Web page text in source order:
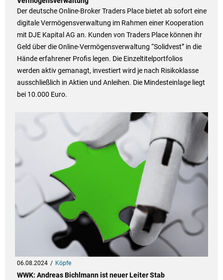
Der deutsche Online-Broker Traders Place bietet ab sofort eine
digitale Vermögensverwaltung im Rahmen einer Kooperation
mit DJE Kapital AG an. Kunden von Traders Place können ihr
Geld über die Online-Vermögensverwaltung “Solidvest” in die
Hände erfahrener Profis legen. Die Einzeltitelportfolios
werden aktiv gemanagt, investiert wird je nach Risikoklasse
ausschließlich in Aktien und Anleihen. Die Mindesteinlage liegt
bei 10.000 Euro.
06.08.2024 Köpfe
WWK: Andreas Bichlmann ist neuer Leiter Stab